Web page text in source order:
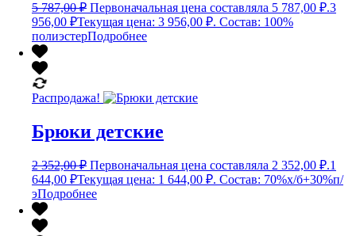
5 787,00₽ Первоначальная цена составляла 5 787,00 ₽.3
956,00 ₽Текущая цена: 3 956,00 ₽. Состав: 100%
полиэстерПодробнее
Распродажа!
Брюки детские
2 352,00₽ Первоначальная цена составляла 2 352,00 ₽.1
644,00 ₽Текущая цена: 1 644,00 ₽. Состав: 70%х/б+30%п/
эПодробнее